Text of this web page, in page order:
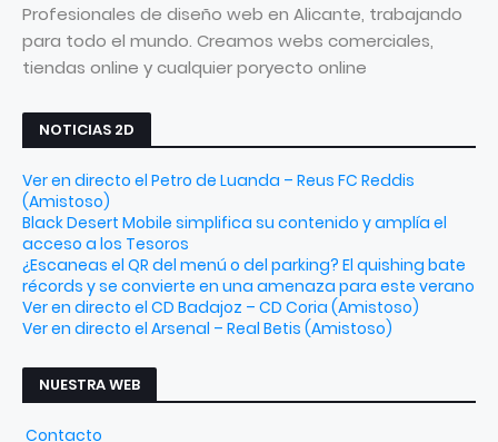
Profesionales de diseño web en Alicante, trabajando
para todo el mundo. Creamos webs comerciales,
tiendas online y cualquier poryecto online
NOTICIAS 2D
Ver en directo el Petro de Luanda – Reus FC Reddis
(Amistoso)
Black Desert Mobile simplifica su contenido y amplía el
acceso a los Tesoros
¿Escaneas el QR del menú o del parking? El quishing bate
récords y se convierte en una amenaza para este verano
Ver en directo el CD Badajoz – CD Coria (Amistoso)
Ver en directo el Arsenal – Real Betis (Amistoso)
NUESTRA WEB
Contacto